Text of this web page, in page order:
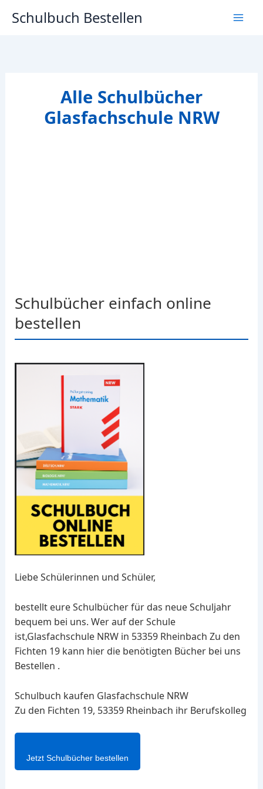
InhaltSchulbuch Bestellen
Alle Schulbücher
Glasfachschule NRW
Schulbücher einfach online
bestellen
Liebe Schülerinnen und Schüler,
bestellt eure Schulbücher für das neue Schuljahr
bequem bei uns. Wer auf der Schule
ist,Glasfachschule NRW in 53359 Rheinbach Zu den
Fichten 19 kann hier die benötigten Bücher bei uns
Bestellen .
Schulbuch kaufen Glasfachschule NRW
Zu den Fichten 19, 53359 Rheinbach ihr Berufskolleg
Jetzt Schulbücher bestellen